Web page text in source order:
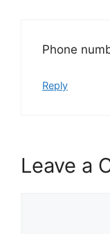
Phone
Reply
Leave a